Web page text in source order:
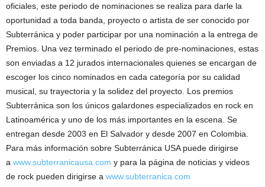
oficiales, este periodo de nominaciones se realiza para darle la
oportunidad a toda banda, proyecto o artista de ser conocido por
Subterránica y poder participar por una nominación a la entrega de
Premios. Una vez terminado el periodo de pre-nominaciones, estas
son enviadas a 12 jurados internacionales quienes se encargan de
escoger los cinco nominados en cada categoría por su calidad
musical, su trayectoria y la solidez del proyecto. Los premios
Subterránica son los únicos galardones especializados en rock en
Latinoamérica y uno de los más importantes en la escena. Se
entregan desde 2003 en El Salvador y desde 2007 en Colombia.
Para más información sobre Subterránica USA puede dirigirse
a www.subterranicausa.com y para la página de noticias y videos
de rock pueden dirigirse a www.subterranica.com